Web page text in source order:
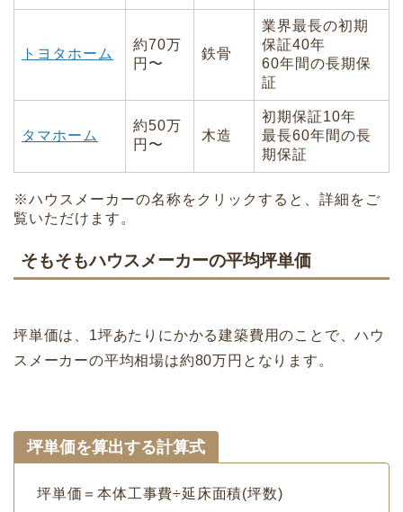
トヨタホーム
約70万
円〜
鉄骨
業界最長の初期
保証40年
60年間の長期保
証
タマホーム
約50万
円〜
木造
初期保証10年
最長60年間の長
期保証
※ハウスメーカーの名称をクリックすると、詳細をご
覧いただけます。
そもそもハウスメーカーの平均坪単価
坪単価は、1坪あたりにかかる建築費用のことで、ハウ
スメーカーの平均相場は約80万円となります。
坪単価を算出する計算式
坪単価＝本体工事費÷延床面積(坪数)